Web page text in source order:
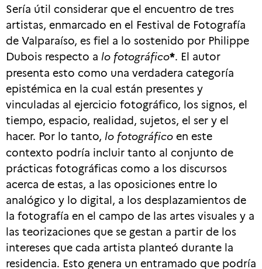
Sería útil considerar que el encuentro de tres
artistas, enmarcado en el Festival de Fotografía
de Valparaíso, es fiel a lo sostenido por Philippe
Dubois respecto a lo fotográfico*. El autor
presenta esto como una verdadera categoría
epistémica en la cual están presentes y
vinculadas al ejercicio fotográfico, los signos, el
tiempo, espacio, realidad, sujetos, el ser y el
hacer. Por lo tanto, lo fotográfico en este
contexto podría incluir tanto al conjunto de
prácticas fotográficas como a los discursos
acerca de estas, a las oposiciones entre lo
analógico y lo digital, a los desplazamientos de
la fotografía en el campo de las artes visuales y a
las teorizaciones que se gestan a partir de los
intereses que cada artista planteó durante la
residencia. Esto genera un entramado que podría